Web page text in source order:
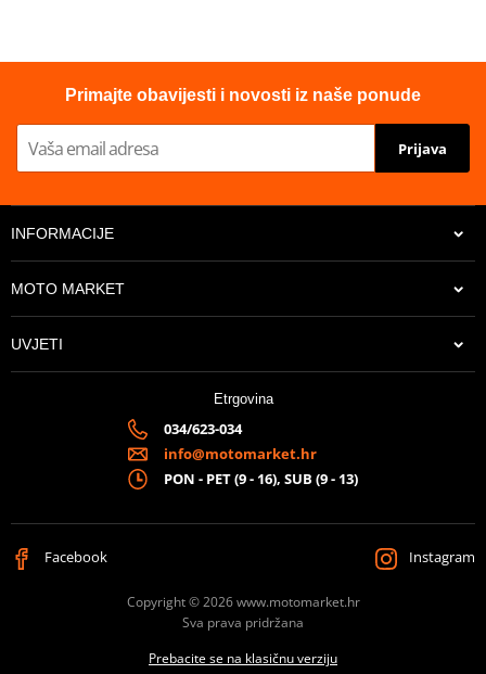
Primajte obavijesti i novosti iz naše ponude
Prijava
INFORMACIJE
MOTO MARKET
UVJETI
Etrgovina
034/623-034
info@motomarket.hr
PON - PET (9 - 16), SUB (9 - 13)
Facebook Instagram
Copyright © 2026 www.motomarket.hr
Sva prava pridržana
Prebacite se na klasičnu verziju